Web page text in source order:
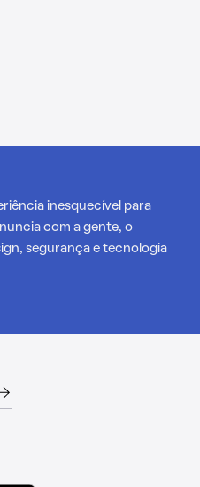
inesquecível para
com a gente, o
segurança e tecnologia